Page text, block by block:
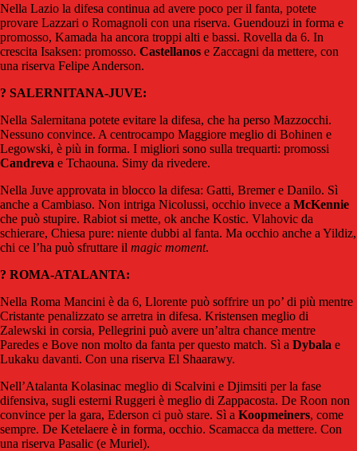
Nella Lazio la difesa continua ad avere poco per il fanta, potete
provare Lazzari o Romagnoli con una riserva. Guendouzi in forma e
promosso, Kamada ha ancora troppi alti e bassi. Rovella da 6. In
crescita Isaksen: promosso. Castellanos e Zaccagni da mettere, con
una riserva Felipe Anderson.
? SALERNITANA-JUVE:
Nella Salernitana potete evitare la difesa, che ha perso Mazzocchi.
Nessuno convince. A centrocampo Maggiore meglio di Bohinen e
Legowski, è più in forma. I migliori sono sulla trequarti: promossi
Candreva e Tchaouna. Simy da rivedere.
Nella Juve approvata in blocco la difesa: Gatti, Bremer e Danilo. Sì
anche a Cambiaso. Non intriga Nicolussi, occhio invece a McKennie
che può stupire. Rabiot si mette, ok anche Kostic. Vlahovic da
schierare, Chiesa pure: niente dubbi al fanta. Ma occhio anche a Yildiz,
chi ce l’ha può sfruttare il magic moment.
? ROMA-ATALANTA:
Nella Roma Mancini è da 6, Llorente può soffrire un po’ di più mentre
Cristante penalizzato se arretra in difesa. Kristensen meglio di
Zalewski in corsia, Pellegrini può avere un’altra chance mentre
Paredes e Bove non molto da fanta per questo match. Sì a Dybala e
Lukaku davanti. Con una riserva El Shaarawy.
Nell’Atalanta Kolasinac meglio di Scalvini e Djimsiti per la fase
difensiva, sugli esterni Ruggeri è meglio di Zappacosta. De Roon non
convince per la gara, Ederson ci può stare. Sì a Koopmeiners, come
sempre. De Ketelaere è in forma, occhio. Scamacca da mettere. Con
una riserva Pasalic (e Muriel).